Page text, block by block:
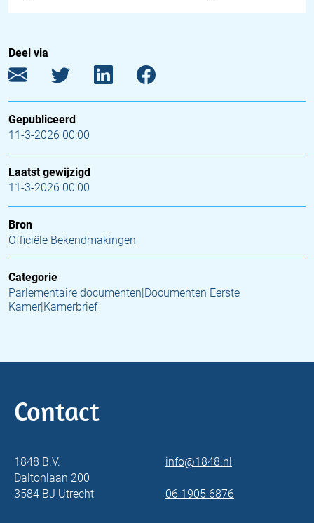
Deel via
Gepubliceerd
11-3-2026 00:00
Laatst gewijzigd
11-3-2026 00:00
Bron
Officiële Bekendmakingen
Categorie
Parlementaire documenten|Documenten Eerste
Kamer|Kamerbrief
Contact
1848 B.V.
Daltonlaan 200
3584 BJ Utrecht
info@1848.nl
06 1905 6876